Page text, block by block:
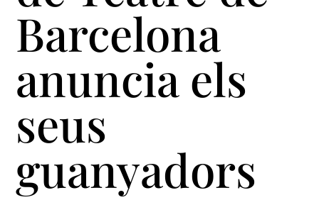
Barcelona
anuncia els
seus
guanyadors